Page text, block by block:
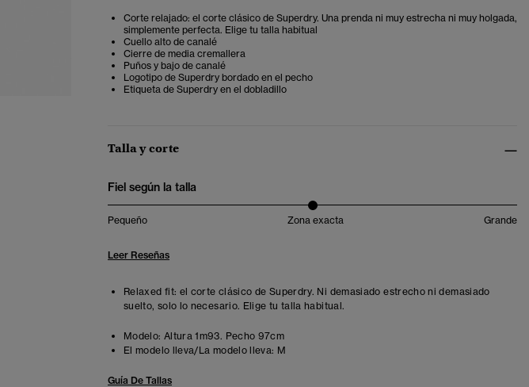
Corte relajado: el corte clásico de Superdry. Una prenda ni muy estrecha ni muy holgada,
simplemente perfecta. Elige tu talla habitual
Cuello alto de canalé
Cierre de media cremallera
Puños y bajo de canalé
Logotipo de Superdry bordado en el pecho
Etiqueta de Superdry en el dobladillo
Talla y corte
Fiel según la talla
Pequeño Zona exacta Grande
Leer Reseñas
Relaxed fit: el corte clásico de Superdry. Ni demasiado estrecho ni demasiado
suelto, solo lo necesario. Elige tu talla habitual.
Modelo: Altura 1m93. Pecho 97cm
El modelo lleva/La modelo lleva: M
Guía De Tallas